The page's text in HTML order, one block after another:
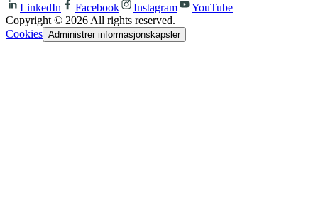
LinkedIn Facebook Instagram
YouTube
Copyright © 2026 All rights reserved.
Cookies Administrer informasjonskapsler